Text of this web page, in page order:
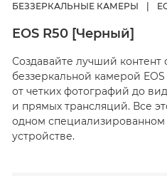
БЕЗЗЕРКАЛЬНЫЕ КАМЕРЫ
EOS R50 [Черный]
Создавайте лучший контент
беззеркальной камерой
от четких фотографий до
и прямых трансляций. Все
одном специализированном
устройстве.